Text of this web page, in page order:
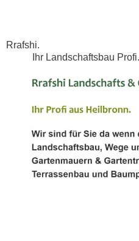
Rrafshi.
Ihr Landschaftsbau Profi.